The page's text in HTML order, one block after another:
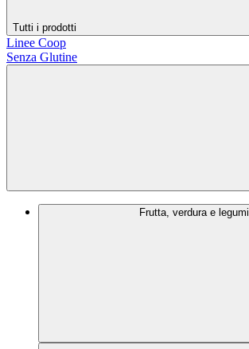
Tutti i prodotti
Linee Coop
Senza Glutine
Frutta, verdura e legumi